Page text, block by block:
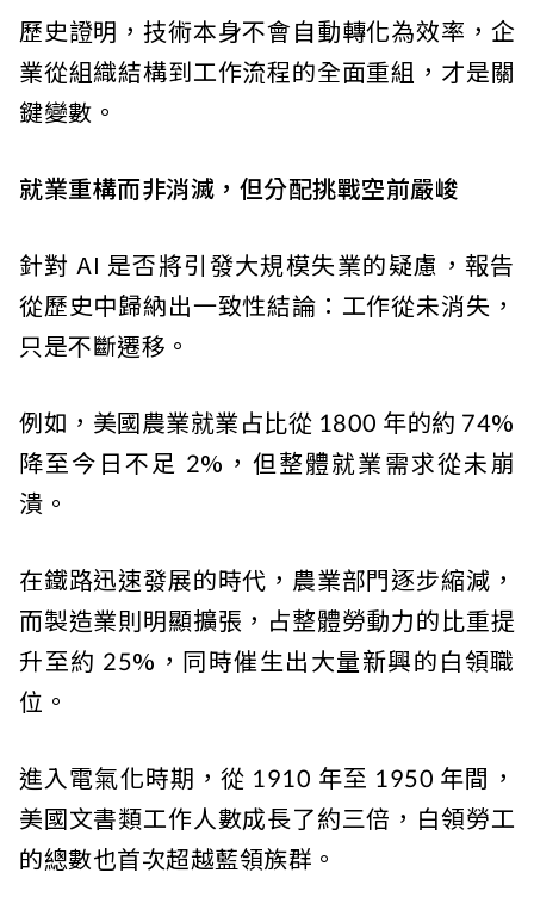
歷史證明，技術本身不會自動轉化為效率，企
業從組織結構到工作流程的全面重組，才是關
鍵變數。
就業重構而非消滅，但分配挑戰空前嚴峻
針對 AI 是否將引發大規模失業的疑慮，報告
從歷史中歸納出一致性結論：工作從未消失，
只是不斷遷移。
例如，美國農業就業占比從 1800 年的約 74%
降至今日不足 2%，但整體就業需求從未崩
潰。
在鐵路迅速發展的時代，農業部門逐步縮減，
而製造業則明顯擴張，占整體勞動力的比重提
升至約 25%，同時催生出大量新興的白領職
位。
進入電氣化時期，從 1910 年至 1950 年間，
美國文書類工作人數成長了約三倍，白領勞工
的總數也首次超越藍領族群。